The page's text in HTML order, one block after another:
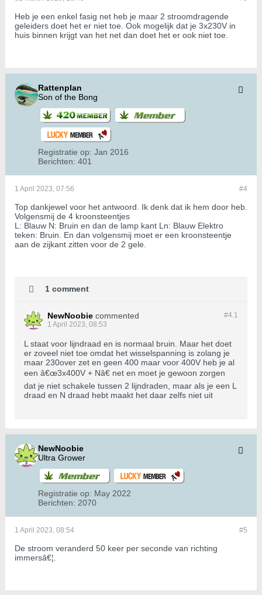
Heb je een enkel fasig net heb je maar 2 stroomdragende
geleiders doet het er niet toe. Ook mogelijk dat je 3x230V in
huis binnen krijgt van het net dan doet het er ook niet toe.
Rattenplan
Son of the Bong
Registratie op: Jan 2016
Berichten: 401
#4
1 April 2023, 07:56
Top dankjewel voor het antwoord. Ik denk dat ik hem door heb.
Volgensmij de 4 kroonsteentjes
L: Blauw N: Bruin en dan de lamp kant Ln: Blauw Elektro
teken: Bruin. En dan volgensmij moet er een kroonsteentje
aan de zijkant zitten voor de 2 gele.
1 comment
#4.1
NewNoobie commented
1 April 2023, 08:53
L staat voor lijndraad en is normaal bruin. Maar het doet
er zoveel niet toe omdat het wisselspanning is zolang je
maar 230over zet en geen 400 maar voor 400V heb je al
een â€œ3x400V + Nâ€ net en moet je gewoon zorgen
dat je niet schakele tussen 2 lijndraden, maar als je een L
draad en N draad hebt maakt het daar zelfs niet uit
NewNoobie
Ultra Grower
Registratie op: May 2022
Berichten: 2070
#5
1 April 2023, 08:54
De stroom veranderd 50 keer per seconde van richting
immersâ€¦.